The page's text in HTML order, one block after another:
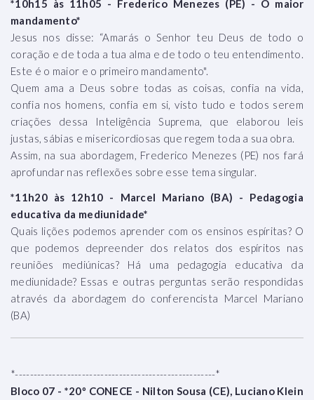
*10h15 às 11h05 - Frederico Menezes (PE) - O maior
mandamento*
Jesus nos disse: “Amarás o Senhor teu Deus de todo o
coração e de toda a tua alma e de todo o teu entendimento.
Este é o maior e o primeiro mandamento".
Quem ama a Deus sobre todas as coisas, confia na vida,
confia nos homens, confia em si, visto tudo e todos serem
criações dessa Inteligência Suprema, que elaborou leis
justas, sábias e misericordiosas que regem toda a sua obra.
Assim, na sua abordagem, Frederico Menezes (PE) nos fará
aprofundar nas reflexões sobre esse tema singular.
*11h20 às 12h10 - Marcel Mariano (BA) - Pedagogia
educativa da mediunidade*
Quais lições podemos aprender com os ensinos espíritas? O
que podemos depreender dos relatos dos espíritos nas
reuniões mediúnicas? Há uma pedagogia educativa da
mediunidade? Essas e outras perguntas serão respondidas
através da abordagem do conferencista Marcel Mariano
(BA)
*------------------------------------------------------*
Bloco 07 - *20º CONECE - Nilton Sousa (CE), Luciano Klein